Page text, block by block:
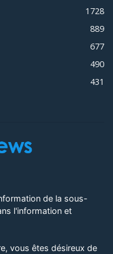
1728
889
677
490
431
de la sous-
l'information et
vous êtes désireux de